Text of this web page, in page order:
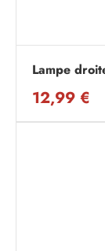
Lampe
12,99 €